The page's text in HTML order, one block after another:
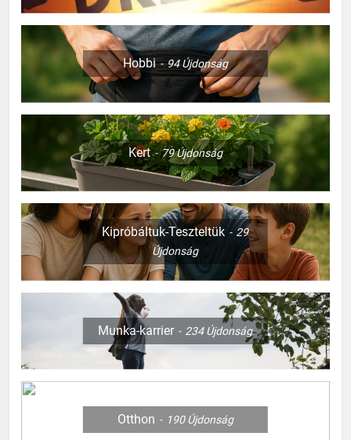
Hobbi 94Újdonság
Kert 79Újdonság
Kipróbáltuk-Teszteltük
29
Újdonság
Munka-karrier 234Újdonság
Otthon 190Újdonság